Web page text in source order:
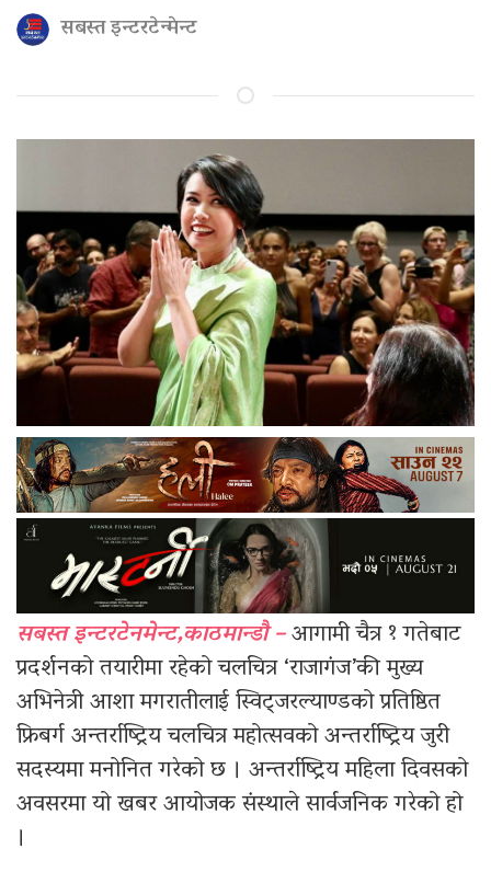
सबस्त इन्टरटेन्मेन्ट
सबस्त इन्टरटेनमेन्ट,काठमान्डौ –आगामी चैत्र १ गतेबाट
प्रदर्शनको तयारीमा रहेको चलचित्र ‘राजागंज’की मुख्य
अभिनेत्री आशा मगरातीलाई स्विट्जरल्याण्डको प्रतिष्ठित
फ्रिबर्ग अन्तर्राष्ट्रिय चलचित्र महोत्सवको अन्तर्राष्ट्रिय जुरी
सदस्यमा मनोनित गरेको छ । अन्तर्राष्ट्रिय महिला दिवसको
अवसरमा यो खबर आयोजक संस्थाले सार्वजनिक गरेको हो
।